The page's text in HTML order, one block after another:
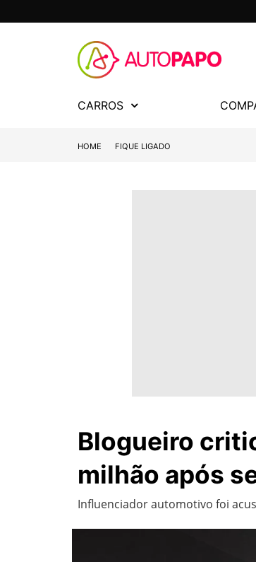
CARROS
HOME FIQUE LIGADO
Blogueiro
milhão após
Influenciador automotivo foi